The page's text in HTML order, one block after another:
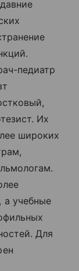
педиатр
Их
широких
а учебные
Для